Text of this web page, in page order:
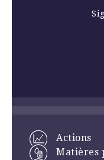
Actions
Matières